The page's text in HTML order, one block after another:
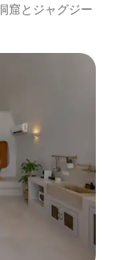
窟とジャグジー